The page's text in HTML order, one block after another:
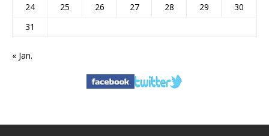
24
25 26 27 28 29
30
31
« Jan.